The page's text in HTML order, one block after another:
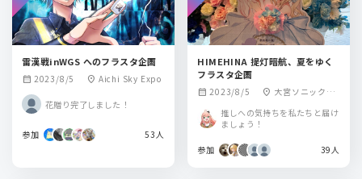
雷漢戦inWGS へのフラスタ企画
calendar_month 2023/8/5 location_on Aichi Sky Expo
花贈り完了しました！
参加 53人
HIMEHINA 提灯暗航、夏をゆく
フラスタ企画
calendar_month 2023/8/5 location_on 大宮ソニックシ
ティ 大ホール
推しへの気持ちを私たちと届け
ましょう！
参加 39人